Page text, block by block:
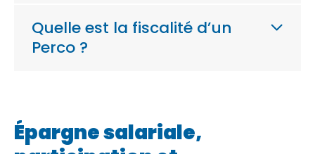
Quelle est la fiscalité d’un
Perco ?
Épargne salariale,